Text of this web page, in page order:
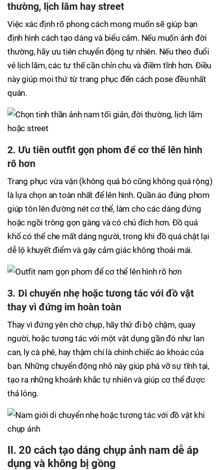
thường, lịch lãm hay street
Việc xác định rõ phong cách mong muốn sẽ giúp bạn
định hình cách tạo dáng và biểu cảm. Nếu muốn ảnh đời
thường, hãy ưu tiên chuyển động tự nhiên. Nếu theo đuổi
vẻ lịch lãm, các tư thế cần chỉn chu và điềm tĩnh hơn. Điều
này giúp mọi thứ từ trang phục đến cách pose đều nhất
quán.
2. Ưu tiên outfit gọn phom để cơ thể lên hình
rõ hơn
Trang phục vừa vặn (không quá bó cũng không quá rộng)
là lựa chọn an toàn nhất để lên hình. Quần áo đúng phom
giúp tôn lên đường nét cơ thể, làm cho các dáng đứng
hoặc ngồi trông gọn gàng và có chủ đích hơn. Đồ quá
khổ có thể che mất dáng người, trong khi đồ quá chật lại
dễ lộ khuyết điểm và gây cảm giác không thoải mái.
3. Di chuyển nhẹ hoặc tương tác với đồ vật
thay vì đứng im hoàn toàn
Thay vì đứng yên chờ chụp, hãy thử đi bộ chậm, quay
người, hoặc tương tác với một vật dụng gần đó như lan
can, ly cà phê, hay thậm chí là chính chiếc áo khoác của
bạn. Những chuyển động nhỏ này giúp phá vỡ sự tĩnh tại,
tạo ra những khoảnh khắc tự nhiên và giúp cơ thể được
thả lỏng.
II. 20 cách tạo dáng chụp ảnh nam dễ áp
dụng và không bị gồng